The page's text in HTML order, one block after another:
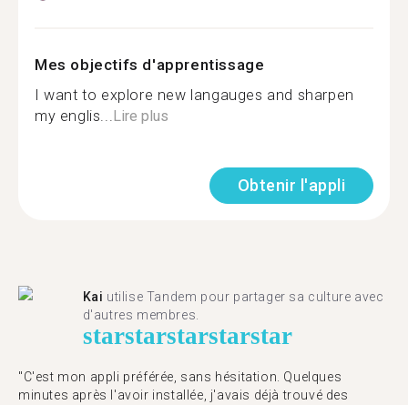
Mes objectifs d'apprentissage
I want to explore new langauges and sharpen
my englis...Lire plus
Obtenir l'appli
Kai utilise Tandem pour partager sa culture avec
d'autres membres.
starstarstarstarstar
"C'est mon appli préférée, sans hésitation. Quelques
minutes après l'avoir installée, j'avais déjà trouvé des